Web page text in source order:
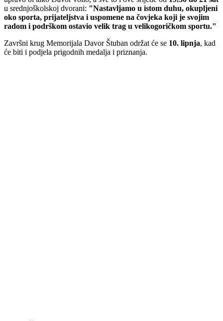
u srednjoškolskoj dvorani: "Nastavljamo u istom duhu, okupljeni
oko sporta, prijateljstva i uspomene na čovjeka koji je svojim
radom i podrškom ostavio velik trag u velikogoričkom sportu."
Završni krug Memorijala Davor Štuban održat će se 10. lipnja, kad
će biti i podjela prigodnih medalja i priznanja.